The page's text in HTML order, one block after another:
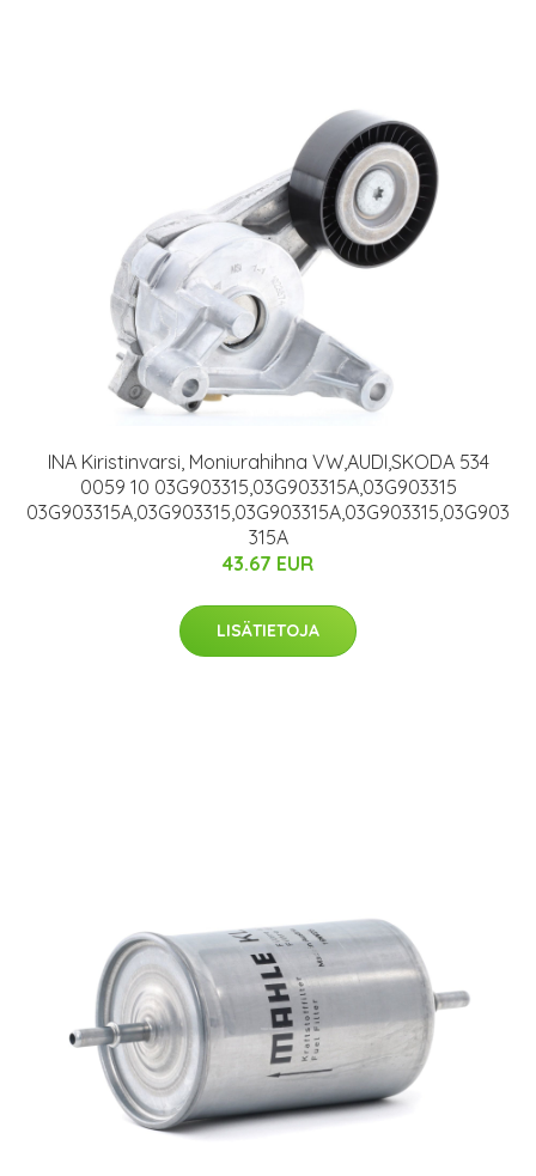
INA Kiristinvarsi, Moniurahihna VW,AUDI,SKODA 534
0059 10 03G903315,03G903315A,03G903315
03G903315A,03G903315,03G903315A,03G903315,03G903
315A
43.67 EUR
LISÄTIETOJA